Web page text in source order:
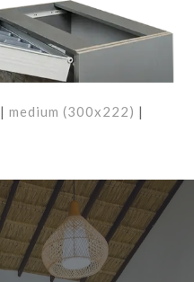
|medium (300x222) |